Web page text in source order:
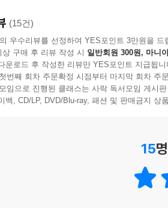
서 가장 눈에 띄는 부분은 단연 메타
등의 장르 규칙을 따르기도 하고 중생
이동할 때마다 바뀌는 그래픽과 그 안에
함께 로그아웃〉의 ‘메타 월드’ 안에서
연대〉에 등장하는 메타버스 ‘와이낫
게 두루 긍정적인 반응을 이끌어 낸다.
(15건)
우수리뷰를 선정하여 YES포인트 3만원을 드
상 구매 후 리뷰 작성 시 일반회원 300원, 마니
운로드 후 작성한 리뷰만 YES포인트 지급됩니
번째 회차 주문확정 시점부터 마지막 회차 주
임으로 진행된 클래스는 사락 독서모임 게시
백, CD/LP, DVD/Blu-ray, 패션 및 판매금지 상
15